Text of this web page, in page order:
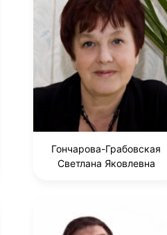
Гончарова-Грабовская
Светлана Яковлевна